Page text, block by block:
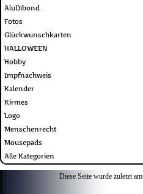
AluDibond
Fotos
Glückwunschkarten
HALLOWEEN
Hobby
Impfnachweis
Kalender
Kirmes
Logo
Menschenrecht
Mousepads
Alle Kategorien
Diese Seite wurde zuletzt am